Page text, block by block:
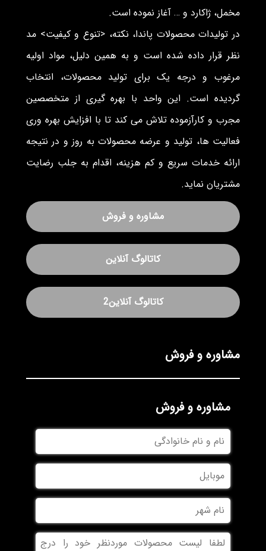
مخمل، ژاکارد و … آغاز نموده است.
در تولیدات محصولات پاندا، نکته، <تنوع و کیفیت> مد
نظر قرار داده شده است و به همین دلیل، مواد اولیه
مرغوب و درجه یک برای تولید محصولات، انتخاب
گردیده است. این واحد با بهره گیری از متخصصین
مجرب و کارآزموده تلاش می کند تا با افزایش بهره وری
فعالیت ها، تولید و عرضه محصولات به روز و در نتیجه
ارائه خدمات سریع و کم هزینه، اقدام به جلب رضایت
مشتریان نماید.
مشاوره و فروش
کاتالوگ آنلاین
کاتالوگ آنلاین2
مشاوره و فروش
مشاوره و فروش
نام
و
نام
خانوادگی
موبایل
نام
شهر
بدون